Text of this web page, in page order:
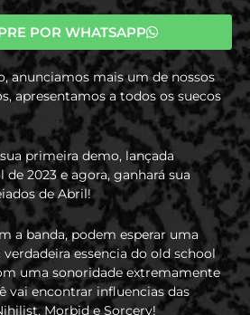
POR WHATSAPP
anunciamos mais um de nossos
apresentamos a todos os suecos
primeira demo, lançada
2023 e agora, ganhará sua
de Abril!
a banda, podem esperar uma
essencia do old school
uma sonoridade extremamente
vai encontrar influencias das
Morbid e Sorcery!